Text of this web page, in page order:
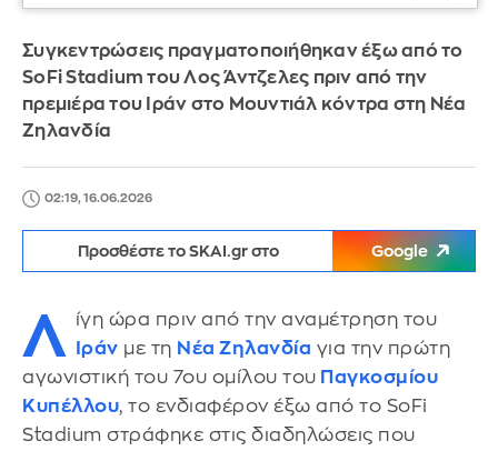
Συγκεντρώσεις πραγματοποιήθηκαν έξω από το
SoFi Stadium του Λος Άντζελες πριν από την
πρεμιέρα του Ιράν στο Μουντιάλ κόντρα στη Νέα
Ζηλανδία
02:19, 16.06.2026
Προσθέστε το SKAI.gr στο Google
Λ ίγη ώρα πριν από την αναμέτρηση του
Ιράν με τη Νέα Ζηλανδία για την πρώτη
αγωνιστική του 7ου ομίλου του Παγκοσμίου
Κυπέλλου, το ενδιαφέρον έξω από το SoFi
Stadium στράφηκε στις διαδηλώσεις που